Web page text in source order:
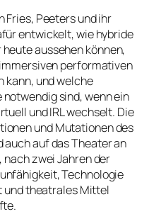
Fries, Peeters und ihr
entwickelt, wie hybride
aussehen können,
performativen
kann, und welche
sind, wenn ein
und IRL wechselt. Die
und Mutationen des
auch auf das Theater an
nach zwei Jahren der
Technologie
theatrales Mittel